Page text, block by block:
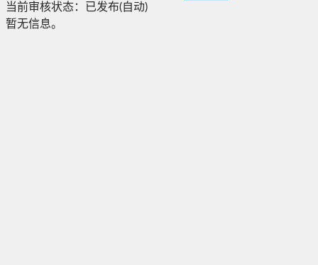
当前审核状态：
已发布(自动)
暂无信息。